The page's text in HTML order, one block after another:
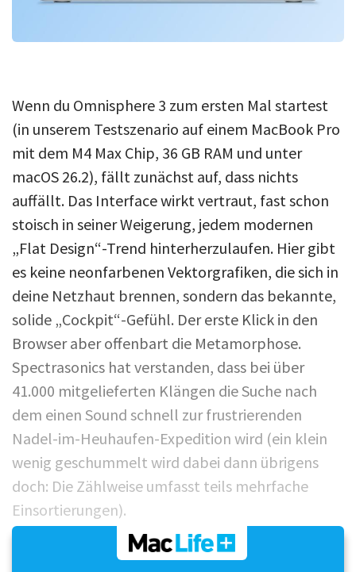
Wenn du Omnisphere 3 zum ersten Mal startest
(in unserem Testszenario auf einem MacBook Pro
mit dem M4 Max Chip, 36 GB RAM und unter
macOS 26.2), fällt zunächst auf, dass nichts
auffällt. Das Interface wirkt vertraut, fast schon
stoisch in seiner Weigerung, jedem modernen
„Flat Design“-Trend hinterherzulaufen. Hier gibt
es keine neonfarbenen Vektorgrafiken, die sich in
deine Netzhaut brennen, sondern das bekannte,
solide „Cockpit“-Gefühl. Der erste Klick in den
Browser aber offenbart die Metamorphose.
Spectrasonics hat verstanden, dass bei über
41.000 mitgelieferten Klängen die Suche nach
dem einen Sound schnell zur frustrierenden
Nadel-im-Heuhaufen-Expedition wird (ein klein
wenig geschummelt wird dabei dann übrigens
doch: Die Zählweise umfasst teils mehrfache
Einsortierungen).
Ordnung im kreativen Chaos